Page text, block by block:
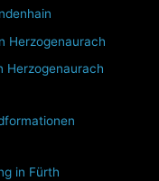
Herzogenaurach
Herzogenaurach
in Fürth